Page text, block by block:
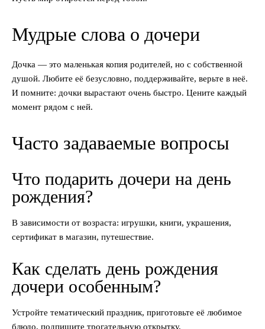
Мудрые слова о дочери
Дочка — это маленькая копия родителей, но с собственной
душой. Любите её безусловно, поддерживайте, верьте в неё.
И помните: дочки вырастают очень быстро. Цените каждый
момент рядом с ней.
Часто задаваемые вопросы
Что подарить дочери на день
рождения?
В зависимости от возраста: игрушки, книги, украшения,
сертификат в магазин, путешествие.
Как сделать день рождения
дочери особенным?
Устройте тематический праздник, приготовьте её любимое
блюдо, подпишите трогательную открытку.